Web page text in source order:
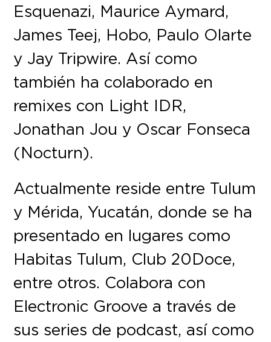
Esquenazi, Maurice Aymard,
James Teej, Hobo, Paulo Olarte
y Jay Tripwire. Así como
también ha colaborado en
remixes con Light IDR,
Jonathan Jou y Oscar Fonseca
(Nocturn).
Actualmente reside entre Tulum
y Mérida, Yucatán, donde se ha
presentado en lugares como
Habitas Tulum, Club 20Doce,
entre otros. Colabora con
Electronic Groove a través de
sus series de podcast, así como